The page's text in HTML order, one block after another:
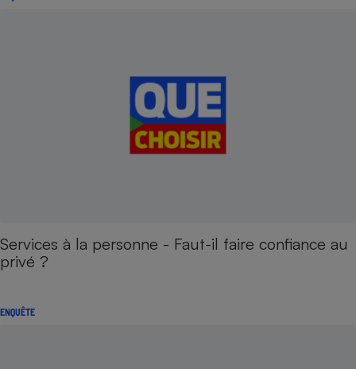
Services à la personne - Faut-il faire confiance au
privé ?
ENQUÊTE